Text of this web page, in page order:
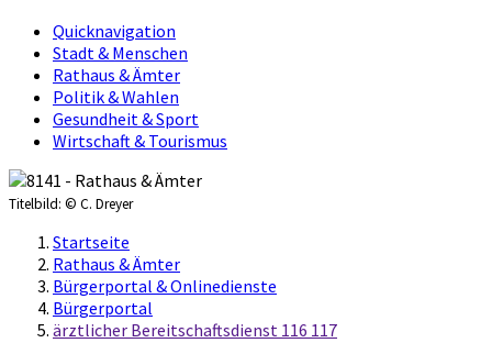
Quicknavigation
Stadt & Menschen
Rathaus & Ämter
Politik & Wahlen
Gesundheit & Sport
Wirtschaft & Tourismus
Titelbild: © C. Dreyer
Startseite
Rathaus & Ämter
Bürgerportal & Onlinedienste
Bürgerportal
ärztlicher Bereitschaftsdienst 116 117